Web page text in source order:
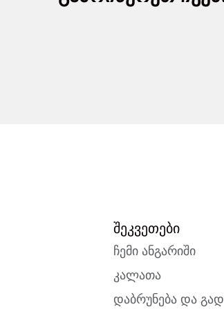
შეკვეთები
ჩემი ანგარიში
კალათა
დაბრუნება და